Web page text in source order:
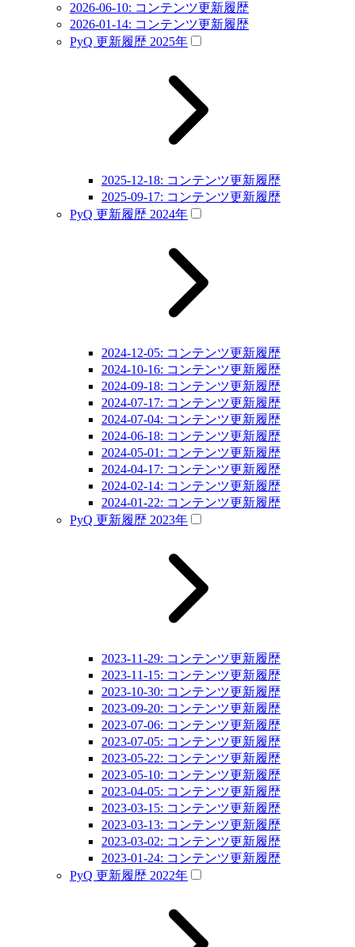
2026-06-10: コンテンツ更新履歴
2026-01-14: コンテンツ更新履歴
PyQ 更新履歴 2025年
2025-12-18: コンテンツ更新履歴
2025-09-17: コンテンツ更新履歴
PyQ 更新履歴 2024年
2024-12-05: コンテンツ更新履歴
2024-10-16: コンテンツ更新履歴
2024-09-18: コンテンツ更新履歴
2024-07-17: コンテンツ更新履歴
2024-07-04: コンテンツ更新履歴
2024-06-18: コンテンツ更新履歴
2024-05-01: コンテンツ更新履歴
2024-04-17: コンテンツ更新履歴
2024-02-14: コンテンツ更新履歴
2024-01-22: コンテンツ更新履歴
PyQ 更新履歴 2023年
2023-11-29: コンテンツ更新履歴
2023-11-15: コンテンツ更新履歴
2023-10-30: コンテンツ更新履歴
2023-09-20: コンテンツ更新履歴
2023-07-06: コンテンツ更新履歴
2023-07-05: コンテンツ更新履歴
2023-05-22: コンテンツ更新履歴
2023-05-10: コンテンツ更新履歴
2023-04-05: コンテンツ更新履歴
2023-03-15: コンテンツ更新履歴
2023-03-13: コンテンツ更新履歴
2023-03-02: コンテンツ更新履歴
2023-01-24: コンテンツ更新履歴
PyQ 更新履歴 2022年